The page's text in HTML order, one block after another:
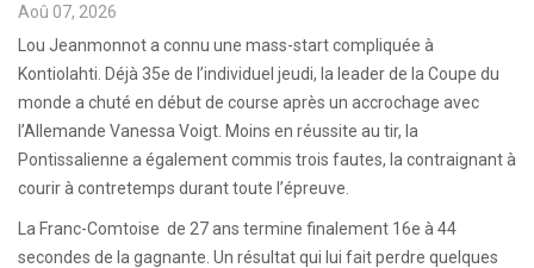
Aoû 07, 2026
Lou Jeanmonnot a connu une mass-start compliquée à
Kontiolahti. Déjà 35e de l’individuel jeudi, la leader de la Coupe du
monde a chuté en début de course après un accrochage avec
l’Allemande Vanessa Voigt. Moins en réussite au tir, la
Pontissalienne a également commis trois fautes, la contraignant à
courir à contretemps durant toute l’épreuve.
La Franc-Comtoise de 27 ans termine finalement 16e à 44
secondes de la gagnante. Un résultat qui lui fait perdre quelques